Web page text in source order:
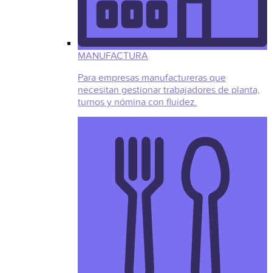
MANUFACTURA
Para empresas manufactureras que
necesitan gestionar trabajadores de planta,
turnos y nómina con fluidez.